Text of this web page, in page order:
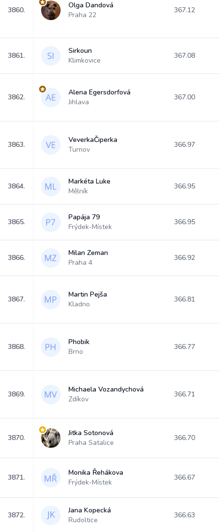
3860.
Olga Dandová
Praha 22
367.12
3861.
Sirkoun
Klimkovice
367.08
3862.
Alena Egersdorfová
Jihlava
367.00
3863.
VeverkaČiperka
Turnov
366.97
3864.
Markéta Luke
Mělník
366.95
3865.
Papája 79
Frýdek-Místek
366.95
3866.
Milan Zeman
Praha 4
366.92
3867.
Martin Pejša
Kladno
366.81
3868.
Phobik
Brno
366.77
3869.
Michaela Vozandychová
Zdíkov
366.71
3870.
Jitka Sotonová
Praha Satalice
366.70
3871.
Monika Řehákova
Frýdek-Místek
366.67
3872.
Jana Kopecká
Rudoltice
366.63